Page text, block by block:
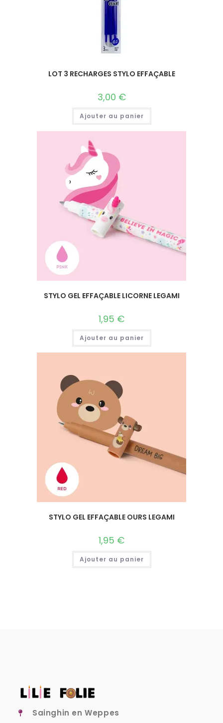
LOT 3 RECHARGES STYLO EFFAÇABLE
3,00 €
Ajouter au panier
STYLO GEL EFFAÇABLE LICORNE LEGAMI
1,95 €
Ajouter au panier
STYLO GEL EFFAÇABLE OURS LEGAMI
1,95 €
Ajouter au panier
Sainghin en Weppes